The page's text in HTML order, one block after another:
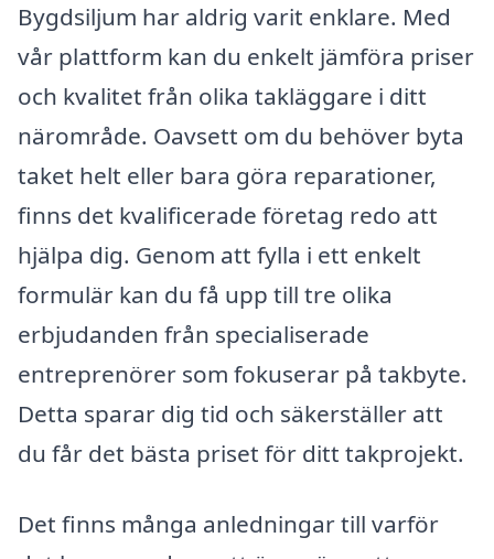
Bygdsiljum har aldrig varit enklare. Med
vår plattform kan du enkelt jämföra priser
och kvalitet från olika takläggare i ditt
närområde. Oavsett om du behöver byta
taket helt eller bara göra reparationer,
finns det kvalificerade företag redo att
hjälpa dig. Genom att fylla i ett enkelt
formulär kan du få upp till tre olika
erbjudanden från specialiserade
entreprenörer som fokuserar på takbyte.
Detta sparar dig tid och säkerställer att
du får det bästa priset för ditt takprojekt.
Det finns många anledningar till varför